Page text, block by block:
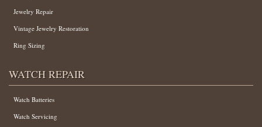
Jewelry Repair
Vintage Jewelry Restoration
Ring Sizing
WATCH REPAIR
Watch Batteries
Watch Servicing